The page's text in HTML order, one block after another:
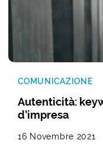
COMUNICAZIONE
Autenticità:
d’impresa
16 Novembre 2021